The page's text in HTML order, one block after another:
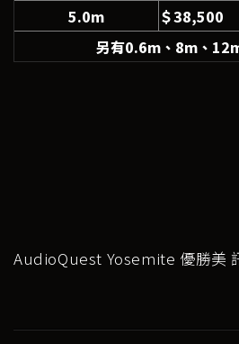
5.0m
＄38,500
另有0.6m、8m、
AudioQuest Yosemite 優勝美